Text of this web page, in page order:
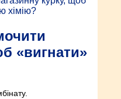
«вигнати»